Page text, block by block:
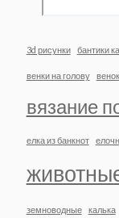
3d рисунки бантики
венки на голову
вязание
елка из банкнот
земноводные калька